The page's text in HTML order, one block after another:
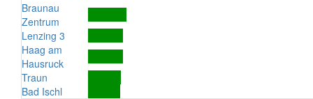
Braunau
Zentrum
Lenzing 3
Haag am
Hausruck
Traun
Bad Ischl